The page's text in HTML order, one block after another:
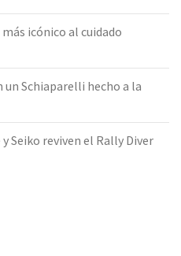
icónico al cuidado
un Schiaparelli hecho a la
Seiko reviven el Rally Diver